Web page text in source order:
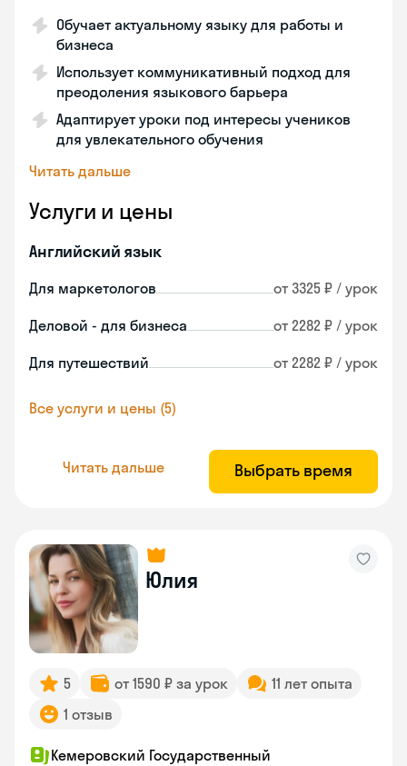
Обучает актуальному языку для работы и
бизнеса
Использует коммуникативный подход для
преодоления языкового барьера
Адаптирует уроки под интересы учеников
для увлекательного обучения
Читать дальше
Услуги и цены
Английский язык
Для маркетологов от 3325 ₽ / урок
Деловой - для бизнеса от 2282 ₽ / урок
Для путешествий от 2282 ₽ / урок
Все услуги и цены (5)
Читать дальше Выбрать время
Юлия
5 от 1590 ₽ за урок
11 лет опыта
1 отзыв
Кемеровский Государственный